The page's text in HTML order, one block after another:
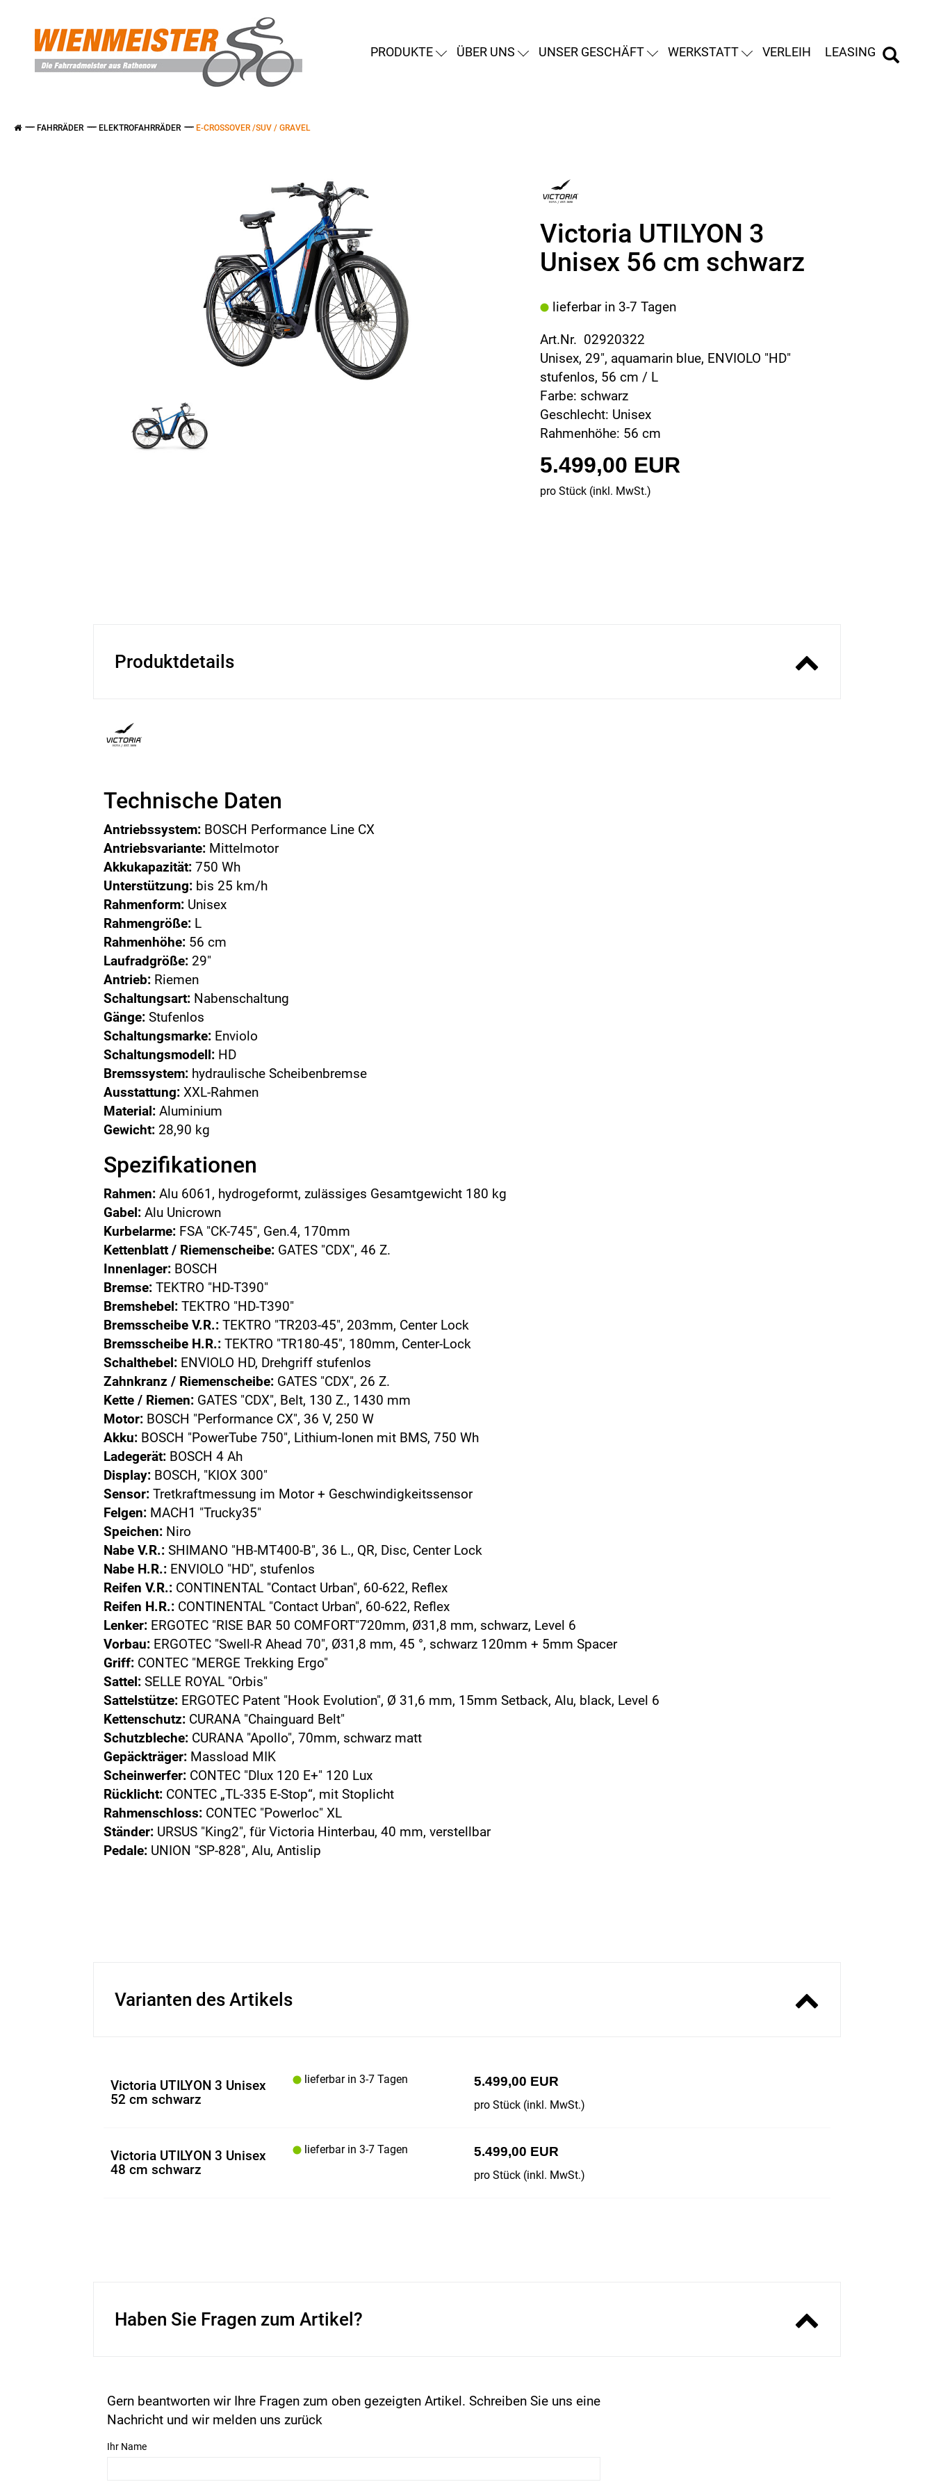
PRODUKTE ÜBER UNS UNSER GESCHÄFT WERKSTATT VERLEIH LEASING
FAHRRÄDER ELEKTROFAHRRÄDER E-CROSSOVER /SUV / GRAVEL
Victoria UTILYON 3
Unisex 56 cm schwarz
lieferbar in 3-7 Tagen
Art.Nr. 02920322
Unisex, 29", aquamarin blue, ENVIOLO "HD"
stufenlos, 56 cm / L
Farbe: schwarz
Geschlecht: Unisex
Rahmenhöhe: 56 cm
5.499,00 EUR
pro Stück (inkl. MwSt.)
Produktdetails
Technische Daten
Antriebssystem: BOSCH Performance Line CX
Antriebsvariante: Mittelmotor
Akkukapazität: 750 Wh
Unterstützung: bis 25 km/h
Rahmenform: Unisex
Rahmengröße: L
Rahmenhöhe: 56 cm
Laufradgröße: 29"
Antrieb: Riemen
Schaltungsart: Nabenschaltung
Gänge: Stufenlos
Schaltungsmarke: Enviolo
Schaltungsmodell: HD
Bremssystem: hydraulische Scheibenbremse
Ausstattung: XXL-Rahmen
Material: Aluminium
Gewicht: 28,90 kg
Spezifikationen
Rahmen: Alu 6061, hydrogeformt, zulässiges Gesamtgewicht 180 kg
Gabel: Alu Unicrown
Kurbelarme: FSA "CK-745", Gen.4, 170mm
Kettenblatt / Riemenscheibe: GATES "CDX", 46 Z.
Innenlager: BOSCH
Bremse: TEKTRO "HD-T390"
Bremshebel: TEKTRO "HD-T390"
Bremsscheibe V.R.: TEKTRO "TR203-45", 203mm, Center Lock
Bremsscheibe H.R.: TEKTRO "TR180-45", 180mm, Center-Lock
Schalthebel: ENVIOLO HD, Drehgriff stufenlos
Zahnkranz / Riemenscheibe: GATES "CDX", 26 Z.
Kette / Riemen: GATES "CDX", Belt, 130 Z., 1430 mm
Motor: BOSCH "Performance CX", 36 V, 250 W
Akku: BOSCH "PowerTube 750", Lithium-Ionen mit BMS, 750 Wh
Ladegerät: BOSCH 4 Ah
Display: BOSCH, "KIOX 300"
Sensor: Tretkraftmessung im Motor + Geschwindigkeitssensor
Felgen: MACH1 "Trucky35"
Speichen: Niro
Nabe V.R.: SHIMANO "HB-MT400-B", 36 L., QR, Disc, Center Lock
Nabe H.R.: ENVIOLO "HD", stufenlos
Reifen V.R.: CONTINENTAL "Contact Urban", 60-622, Reflex
Reifen H.R.: CONTINENTAL "Contact Urban", 60-622, Reflex
Lenker: ERGOTEC "RISE BAR 50 COMFORT"720mm, Ø31,8 mm, schwarz, Level 6
Vorbau: ERGOTEC "Swell-R Ahead 70", Ø31,8 mm, 45 °, schwarz 120mm + 5mm Spacer
Griff: CONTEC "MERGE Trekking Ergo"
Sattel: SELLE ROYAL "Orbis"
Sattelstütze: ERGOTEC Patent "Hook Evolution", Ø 31,6 mm, 15mm Setback, Alu, black, Level 6
Kettenschutz: CURANA "Chainguard Belt"
Schutzbleche: CURANA "Apollo", 70mm, schwarz matt
Gepäckträger: Massload MIK
Scheinwerfer: CONTEC "Dlux 120 E+" 120 Lux
Rücklicht: CONTEC „TL-335 E-Stop“, mit Stoplicht
Rahmenschloss: CONTEC "Powerloc" XL
Ständer: URSUS "King2", für Victoria Hinterbau, 40 mm, verstellbar
Pedale: UNION "SP-828", Alu, Antislip
Varianten des Artikels
Victoria UTILYON 3 Unisex
52 cm schwarz
lieferbar in 3-7 Tagen 5.499,00 EUR
pro Stück (inkl. MwSt.)
Victoria UTILYON 3 Unisex
48 cm schwarz
lieferbar in 3-7 Tagen 5.499,00 EUR
pro Stück (inkl. MwSt.)
Haben Sie Fragen zum Artikel?
Gern beantworten wir Ihre Fragen zum oben gezeigten Artikel. Schreiben Sie uns eine
Nachricht und wir melden uns zurück
Ihr Name